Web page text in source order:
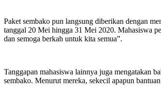
Paket sembako pun langsung diberikan dengan
tanggal 20 Mei hingga 31 Mei 2020. Mahasiswa
dan semoga berkah untuk kita semua”.
Tanggapan mahasiswa lainnya juga mengatakan
sembako. Menurut mereka, sekecil apapun